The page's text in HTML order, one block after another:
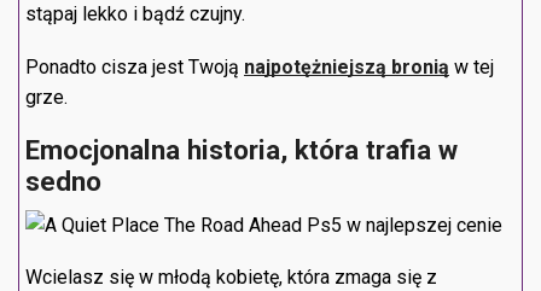
stąpaj lekko i bądź czujny.
Ponadto cisza jest Twoją najpotężniejszą bronią w tej
grze.
Emocjonalna historia, która trafia w
sedno
Wcielasz się w młodą kobietę, która zmaga się z